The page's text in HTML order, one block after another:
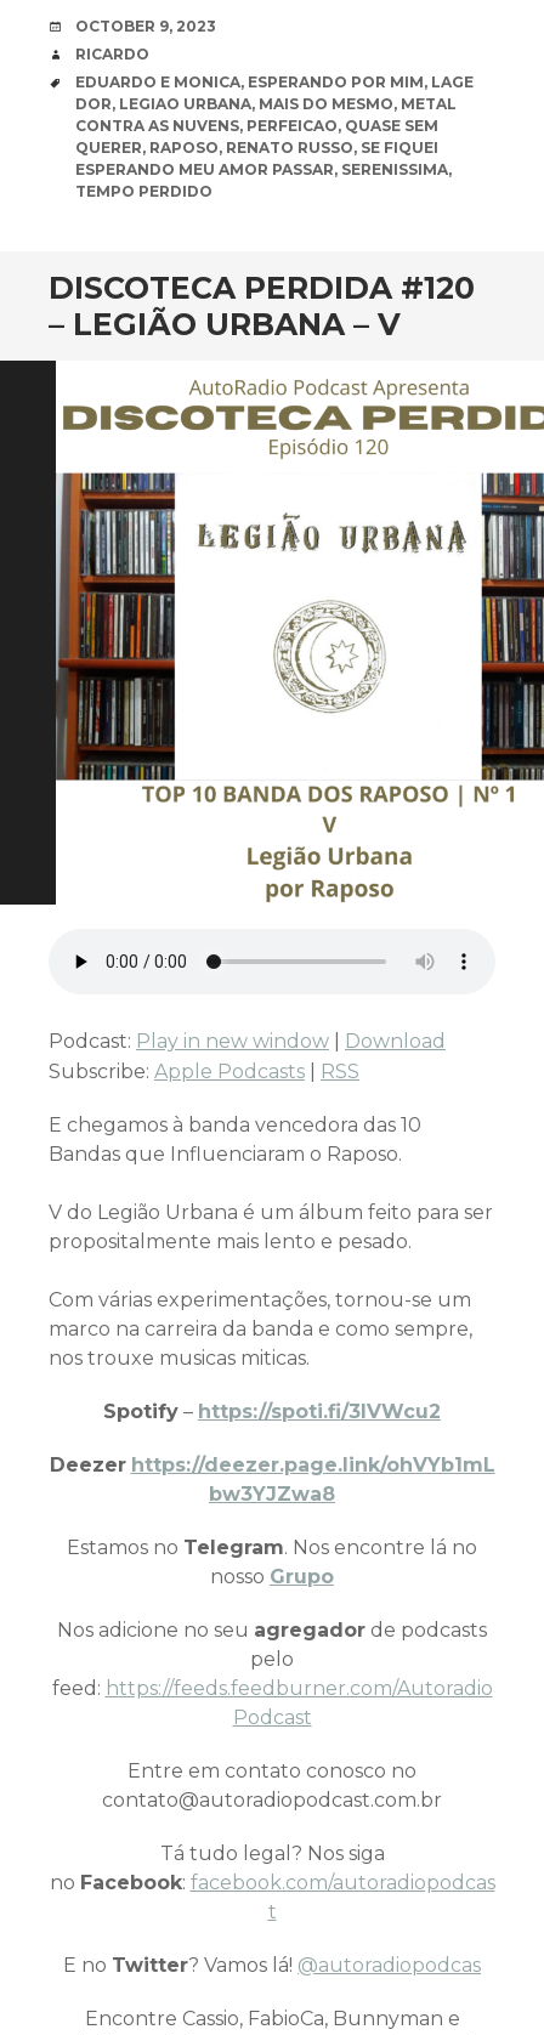
DATE
OCTOBER 9, 2023
AUTHOR
RICARDO
TAGS
EDUARDO E MONICA, ESPERANDO POR MIM, LAGE
DOR, LEGIAO URBANA, MAIS DO MESMO, METAL
CONTRA AS NUVENS, PERFEICAO, QUASE SEM
QUERER, RAPOSO, RENATO RUSSO, SE FIQUEI
ESPERANDO MEU AMOR PASSAR, SERENISSIMA,
TEMPO PERDIDO
DISCOTECA PERDIDA #120
– LEGIÃO URBANA – V
Podcast: Play in new window
Download
Subscribe: Apple Podcasts RSS
E chegamos à banda vencedora das 10
Bandas que Influenciaram o Raposo.
V do Legião Urbana é um álbum feito para ser
propositalmente mais lento e pesado.
Com várias experimentações, tornou-se um
marco na carreira da banda e como sempre,
nos trouxe musicas miticas.
Spotify – https://spoti.fi/3IVWcu2
Deezer https://deezer.page.link/ohVYb1mL
bw3YJZwa8
Estamos no Telegram. Nos encontre lá no
nosso Grupo
Nos adicione no seu agregador de podcasts
pelo
feed: https://feeds.feedburner.com/Autoradio
Podcast
Entre em contato conosco no
contato@autoradiopodcast.com.br
Tá tudo legal? Nos siga
no Facebook: facebook.com/autoradiopodcas
t
E no Twitter? Vamos lá! @autoradiopodcas
Encontre Cassio, FabioCa, Bunnyman e